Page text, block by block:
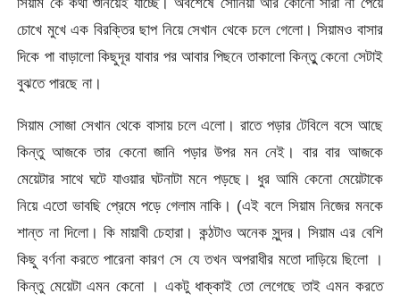
চোখে মুখে এক বিরক্তির ছাপ নিয়ে সেখান থেকে চলে গেলো। সিয়ামও বাসার
দিকে পা বাড়ালো কিছুদূর যাবার পর আবার পিছনে তাকালো কিন্তুু কেনো সেটাই
বুঝতে পারছে না।
সিয়াম সোজা সেখান থেকে বাসায় চলে এলো। রাতে পড়ার টেবিলে বসে আছে
কিন্তু আজকে তার কেনো জানি পড়ার উপর মন নেই। বার বার আজকে
মেয়েটার সাথে ঘটে যাওয়ার ঘটনাটা মনে পড়ছে। ধুর আমি কেনো মেয়েটাকে
নিয়ে এতো ভাবছি প্রেমে পড়ে গেলাম নাকি। (এই বলে সিয়াম নিজের মনকে
শান্ত না দিলো। কি মায়াবী চেহারা। কন্ঠটাও অনেক সুন্দর। সিয়াম এর বেশি
কিছু বর্ণনা করতে পারেনা কারণ সে যে তখন অপরাধীর মতো দাড়িয়ে ছিলো ।
কিন্তু মেয়েটা এমন কেনো । একটু ধাক্কাই তো লেগেছে তাই এমন করতে